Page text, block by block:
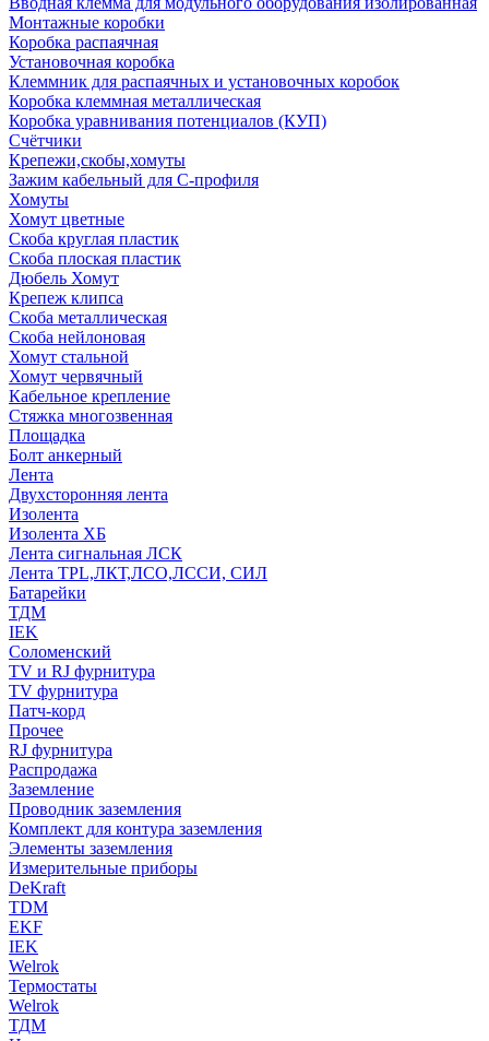
Монтажные коробки
Коробка распаячная
Установочная коробка
Клеммник для распаячных и установочных коробок
Коробка клеммная металлическая
Коробка уравнивания потенциалов (КУП)
Счётчики
Крепежи,скобы,хомуты
Зажим кабельный для С-профиля
Хомуты
Хомут цветные
Скоба круглая пластик
Скоба плоская пластик
Дюбель Хомут
Крепеж клипса
Скоба металлическая
Скоба нейлоновая
Хомут стальной
Хомут червячный
Кабельное крепление
Стяжка многозвенная
Площадка
Болт анкерный
Лента
Двухсторонняя лента
Изолента
Изолента ХБ
Лента сигнальная ЛСК
Лента TPL,ЛКТ,ЛСО,ЛССИ, СИЛ
Батарейки
ТДМ
IEK
Соломенский
TV и RJ фурнитура
TV фурнитура
Патч-корд
Прочее
RJ фурнитура
Распродажа
Заземление
Проводник заземления
Комплект для контура заземления
Элементы заземления
Измерительные приборы
DeKraft
TDM
EKF
IEK
Welrok
Термостаты
Welrok
ТДМ